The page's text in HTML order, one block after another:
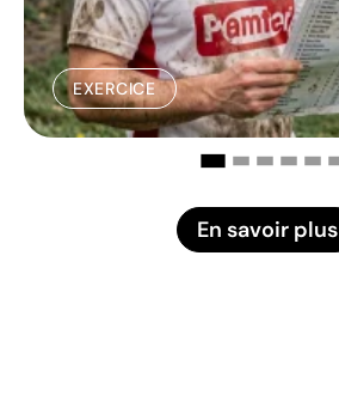
EXERCICE
En savoir plus